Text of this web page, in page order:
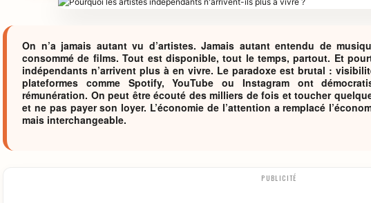
On n’a jamais autant vu d’artistes. Jamais autant entendu de
consommé de films. Tout est disponible, tout le temps, partout. Et
indépendants n’arrivent plus à en vivre. Le paradoxe est brutal :
plateformes comme Spotify, YouTube ou Instagram ont
rémunération. On peut être écouté des milliers de fois et toucher
et ne pas payer son loyer. L’économie de l’attention a remplacé
mais interchangeable.
PUBLICITÉ